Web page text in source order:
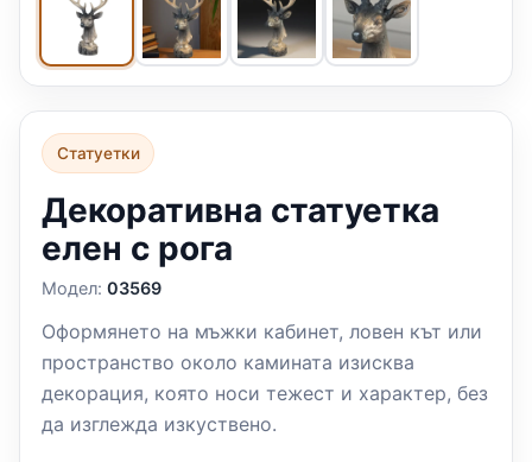
Статуетки
Декоративна статуетка
елен с рога
Модел:03569
Оформянето на мъжки кабинет, ловен кът или
пространство около камината изисква
декорация, която носи тежест и характер, без
да изглежда изкуствено.